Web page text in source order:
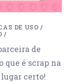
DE USO /
/
de
que é scrap na
certo!